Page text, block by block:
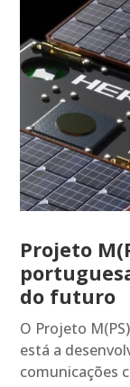
Projeto
do futuro
O Projeto
está a
comunicações